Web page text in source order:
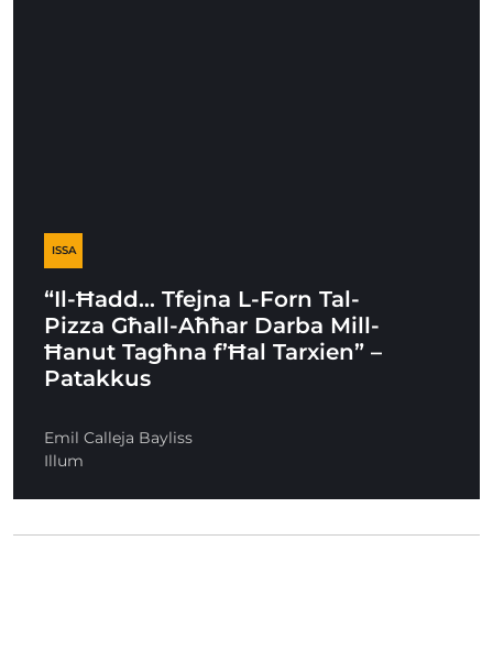
ISSA
“Il-Ħadd… Tfejna L-Forn Tal-
Pizza Għall-Aħħar Darba Mill-
Ħanut Tagħna f’Ħal Tarxien” –
Patakkus
Emil Calleja Bayliss
Illum